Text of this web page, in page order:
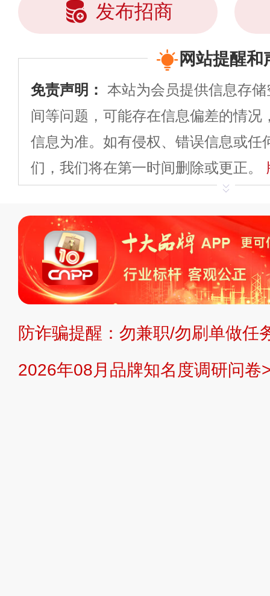
发布招商
网站提醒和
免责声明： 本站为会员提供信息存
间等问题，可能存在信息偏差的情况
信息为准。如有侵权、错误信息或任
们，我们将在第一时间删除或更正。
平台自有内容（文字
标、LOGO 等）知识产权归本站所
复制、转载、商用。本站不生产产
不代理、不招商、不提供中介服务。
持投资购买的观点或意见，页面信息
提交说明： 快速提交发布>> 提交品
防诈骗提醒：勿兼职/勿刷单做任
2026年08月品牌知名度调研问卷